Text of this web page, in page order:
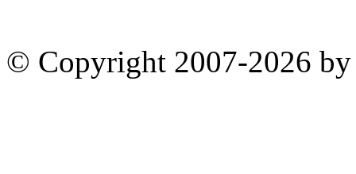
© Copyright 2007-2026 by